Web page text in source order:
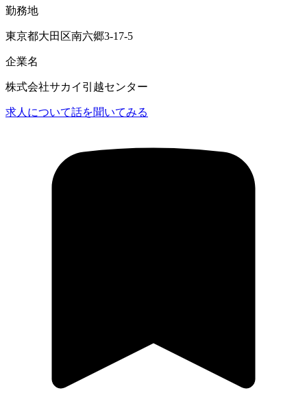
勤務地
東京都大田区南六郷3-17-5
企業名
株式会社サカイ引越センター
求人について話を聞いてみる